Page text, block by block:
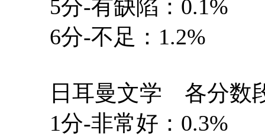
5分-有缺陷：0.1%
6分-不足：1.2%
日耳曼文学 各分数
1分-非常好：0.3%